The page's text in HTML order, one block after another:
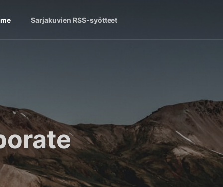
Sarjakuvien RSS-syötteet